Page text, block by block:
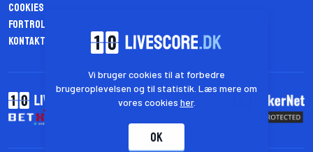
Cookies
Fortrolighedspolitik
Kontakt os
Vi bruger cookies til at forbedre
brugeroplevelsen og til statistik. Læs mere om
vores cookies her.
OK